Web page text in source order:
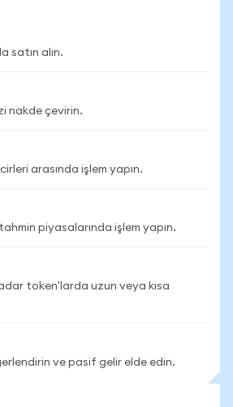
satın alın.
nakde çevirin.
arasında işlem yapın.
piyasalarında işlem yapın.
token'larda uzun veya kısa
ve pasif gelir elde edin.